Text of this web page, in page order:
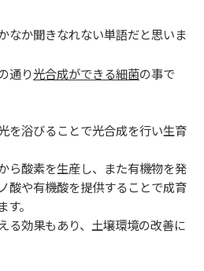
なか聞きなれない単語だと思いま
通り光合成ができる細菌の事で
を浴びることで光合成を行い生育
ら酸素を生産し、また有機物を発
酸や有機酸を提供することで成育
。
る効果もあり、土壌環境の改善に